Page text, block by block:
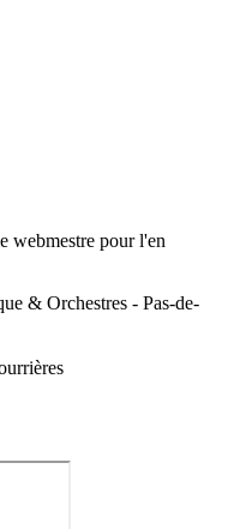
webmestre pour l'en
& Orchestres - Pas-de-